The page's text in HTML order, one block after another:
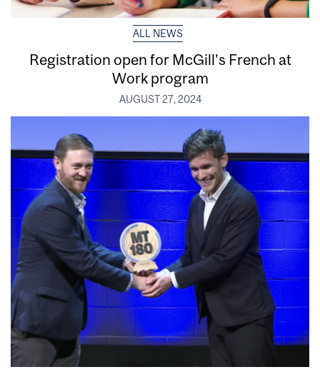
ALL NEWS
Registration open for McGill’s French at
Work program
AUGUST 27, 2024